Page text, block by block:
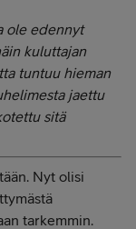
ole edennyt
kuluttajan
tuntuu hieman
jaettu
sitä
Nyt olisi
tarkemmin.